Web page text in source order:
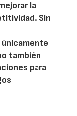
la
Sin
también
para